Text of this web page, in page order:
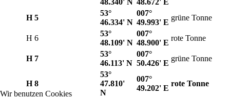
48.340' N 48.672' E
H 5
53°
46.334' N
007°
49.993' E
grüne Tonne
H 6
53°
48.109' N
007°
48.900' E
rote Tonne
H 7
53°
46.113' N
007°
50.426' E
grüne Tonne
H 8
53°
47.810'
N
007°
49.202' E
rote Tonne
Wir benutzen Cookies